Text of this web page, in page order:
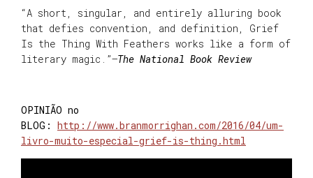
“A short, singular, and entirely alluring book
that defies convention, and definition, Grief
Is the Thing With Feathers works like a form of
literary magic.”—The National Book Review
OPINIÃO no
BLOG: http://www.branmorrighan.com/2016/04/um-
livro-muito-especial-grief-is-thing.html